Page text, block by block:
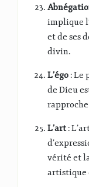
implique
et de ses
divin.
L’égo : Le
de Dieu
L’art :
vérité et
artistique